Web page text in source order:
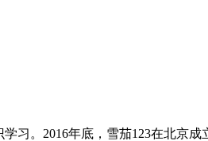
习。2016年底，雪茄123在北京